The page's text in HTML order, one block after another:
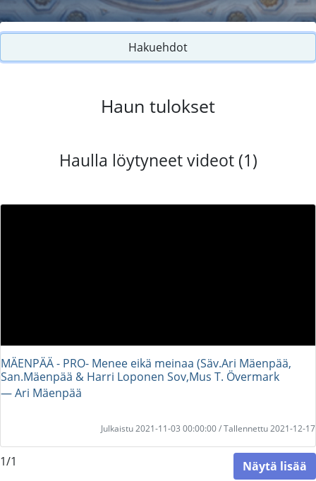
Hakuehdot
Haun tulokset
Haulla löytyneet videot (1)
MÄENPÄÄ - PRO- Menee eikä meinaa (Säv.Ari Mäenpää,
San.Mäenpää & Harri Loponen Sov,Mus T. Övermark
― Ari Mäenpää
Julkaistu 2021-11-03 00:00:00 / Tallennettu 2021-12-17
1/1 Näytä lisää